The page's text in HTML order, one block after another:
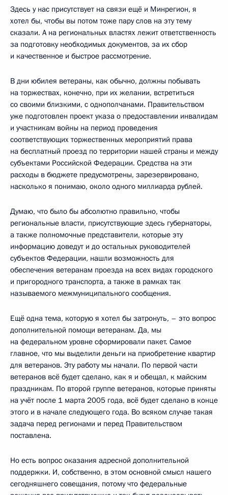
Здесь у нас присутствует на связи ещё и Минрегион, я
хотел бы, чтобы вы потом тоже пару слов на эту тему
сказали. А на региональных властях лежит ответственность
за подготовку необходимых документов, за их сбор
и качественное и быстрое рассмотрение.
В дни юбилея ветераны, как обычно, должны побывать
на торжествах, конечно, при их желании, встретиться
со своими близкими, с однополчанами. Правительством
уже подготовлен проект указа о предоставлении инвалидам
и участникам войны на период проведения
соответствующих торжественных мероприятий права
на бесплатный проезд по территории нашей страны и между
субъектами Российской Федерации. Средства на эти
расходы в бюджете предусмотрены, зарезервировано,
насколько я понимаю, около одного миллиарда рублей.
Думаю, что было бы абсолютно правильно, чтобы
региональные власти, присутствующие здесь губернаторы,
а также полномочные представители, которые эту
информацию доведут и до остальных руководителей
субъектов Федерации, нашли возможность для
обеспечения ветеранам проезда на всех видах городского
и пригородного транспорта, а также в рамках так
называемого межмуниципального сообщения.
Ещё одна тема, которую я хотел бы затронуть, – это вопрос
дополнительной помощи ветеранам. Да, мы
на федеральном уровне сформировали пакет. Самое
главное, что мы выделили деньги на приобретение квартир
для ветеранов. Эту работу мы начали. По первой части
ветеранов всё будет сделано, как я и обещал, к майским
праздникам. По второй группе ветеранов, которые приняты
на учёт после 1 марта 2005 года, всё будет сделано в конце
этого и в начале следующего года. Во всяком случае такая
задача перед регионами и перед Правительством
поставлена.
Но есть вопрос оказания адресной дополнительной
поддержки. И, собственно, в этом основной смысл нашего
сегодняшнего совещания, потому что федеральные